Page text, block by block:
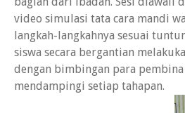
video simulasi tata cara mandi
langkah-langkahnya sesuai
siswa secara bergantian
dengan bimbingan para pembina
mendampingi setiap tahapan.